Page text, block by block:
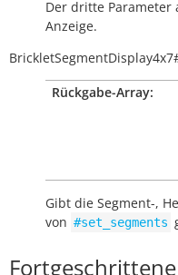
Der dritte
Anzeige.
BrickletSegmentDisplay4x7
Rückgabe-Array:
Gibt die Segment-,
von #set_segments